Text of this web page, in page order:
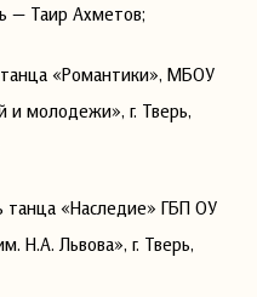
— Таир Ахметов;
«Романтики», МБОУ
молодежи», г. Тверь,
танца «Наследие» ГБП ОУ
Н.А. Львова», г. Тверь,